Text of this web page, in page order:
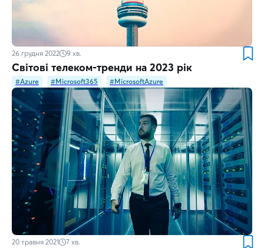
26 грудня 2022 9 хв.
Світові телеком-тренди на 2023 рік
#Azure #Microsoft365 #MicrosoftAzure
20 травня 2021 7 хв.